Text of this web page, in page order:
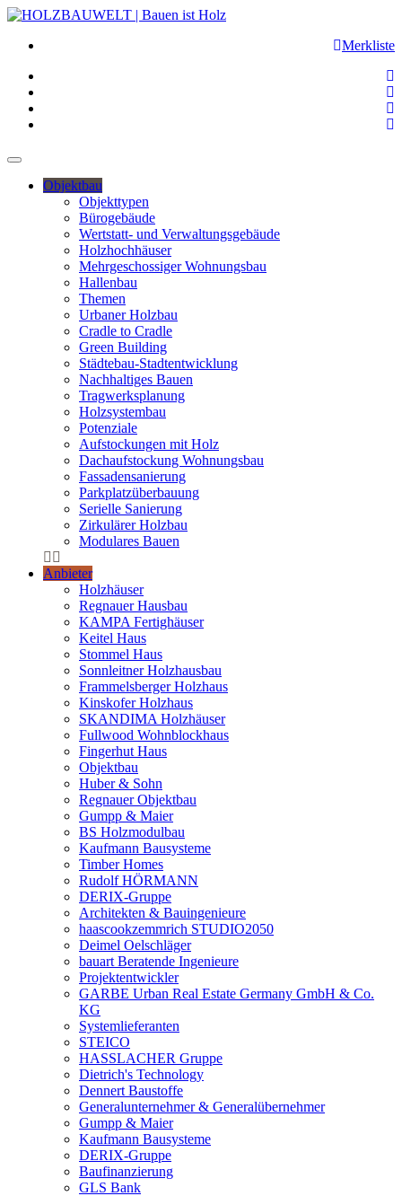
Merkliste
Objektbau
Objekttypen
Bürogebäude
Wertstatt- und Verwaltungsgebäude
Holzhochhäuser
Mehrgeschossiger Wohnungsbau
Hallenbau
Themen
Urbaner Holzbau
Cradle to Cradle
Green Building
Städtebau-Stadtentwicklung
Nachhaltiges Bauen
Tragwerksplanung
Holzsystembau
Potenziale
Aufstockungen mit Holz
Dachaufstockung Wohnungsbau
Fassadensanierung
Parkplatzüberbauung
Serielle Sanierung
Zirkulärer Holzbau
Modulares Bauen
Anbieter
Holzhäuser
Regnauer Hausbau
KAMPA Fertighäuser
Keitel Haus
Stommel Haus
Sonnleitner Holzhausbau
Frammelsberger Holzhaus
Kinskofer Holzhaus
SKANDIMA Holzhäuser
Fullwood Wohnblockhaus
Fingerhut Haus
Objektbau
Huber & Sohn
Regnauer Objektbau
Gumpp & Maier
BS Holzmodulbau
Kaufmann Bausysteme
Timber Homes
Rudolf HÖRMANN
DERIX-Gruppe
Architekten & Bauingenieure
haascookzemmrich STUDIO2050
Deimel Oelschläger
bauart Beratende Ingenieure
Projektentwickler
GARBE Urban Real Estate Germany GmbH & Co.
KG
Systemlieferanten
STEICO
HASSLACHER Gruppe
Dietrich's Technology
Dennert Baustoffe
Generalunternehmer & Generalübernehmer
Gumpp & Maier
Kaufmann Bausysteme
DERIX-Gruppe
Baufinanzierung
GLS Bank